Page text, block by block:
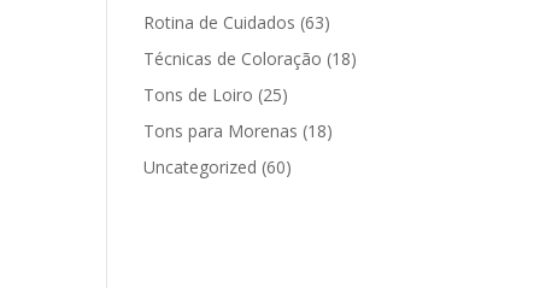
Rotina de Cuidados (63)
Técnicas de Coloração (18)
Tons de Loiro (25)
Tons para Morenas (18)
Uncategorized (60)